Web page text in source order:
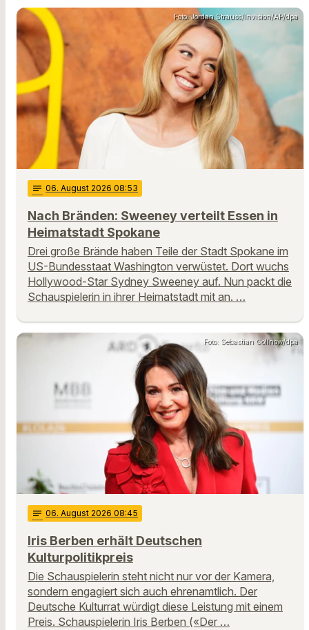
Foto: Jordan Strauss/Invision/AP/dpa
notes 06. August 2026 08:53
Nach Bränden: Sweeney verteilt Essen in
Heimatstadt Spokane
Drei große Brände haben Teile der Stadt Spokane im
US-Bundesstaat Washington verwüstet. Dort wuchs
Hollywood-Star Sydney Sweeney auf. Nun packt die
Schauspielerin in ihrer Heimatstadt mit an. …
Foto: Sebastian Gollnow/dpa
notes 06. August 2026 08:45
Iris Berben erhält Deutschen
Kulturpolitikpreis
Die Schauspielerin steht nicht nur vor der Kamera,
sondern engagiert sich auch ehrenamtlich. Der
Deutsche Kulturrat würdigt diese Leistung mit einem
Preis. Schauspielerin Iris Berben («Der …